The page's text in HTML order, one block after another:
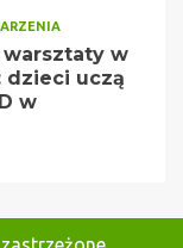
w
dzieci uczą
w